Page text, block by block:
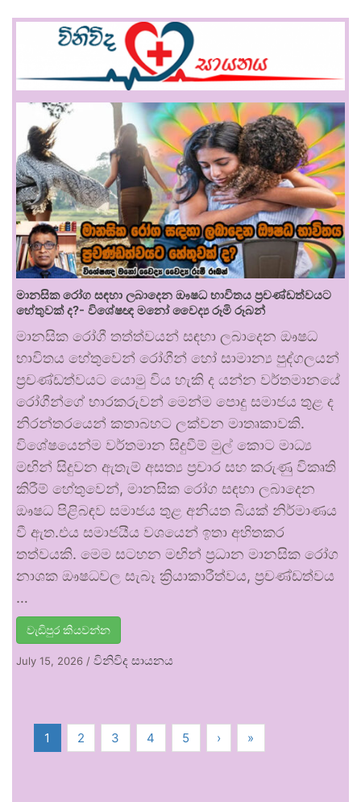
මානසික රෝග සඳහා ලබාදෙන ඖෂධ භාවිතය ප්‍රචණ්ඩත්වයට
හේතුවක් ද?- විශේෂඥ මනෝ වෛද්‍ය රූමි රූබන්
මානසික රෝගී තත්ත්වයන් සඳහා ලබාදෙන ඖෂධ
භාවිතය හේතුවෙන් රෝගීන් හෝ සාමාන්‍ය පුද්ගලයන්
ප්‍රචණ්ඩත්වයට යොමු විය හැකි ද යන්න වර්තමානයේ
රෝගීන්ගේ භාරකරුවන් මෙන්ම පොදු සමාජය තුළ ද
නිරන්තරයෙන් කතාබහට ලක්වන මාතෘකාවකි.
විශේෂයෙන්ම වර්තමාන සිදුවීම් මුල් කොට මාධ්‍ය
මඟින් සිදුවන ඇතැම් අසත්‍ය ප්‍රචාර සහ කරුණු විකෘති
කිරීම් හේතුවෙන්, මානසික රෝග සඳහා ලබාදෙන
ඖෂධ පිළිබඳව සමාජය තුළ අනියත බියක් නිර්මාණය
වී ඇත.එය සමාජයීය වශයෙන් ඉතා අහිතකර
තත්වයකි. මෙම සටහන මඟින් ප්‍රධාන මානසික රෝග
නාශක ඖෂධවල සැබෑ ක්‍රියාකාරීත්වය, ප්‍රචණ්ඩත්වය
…
වැඩිපුර කියවන්න
July 15, 2026 / විනිවිද සායනය
1 2 3 4 5 › »